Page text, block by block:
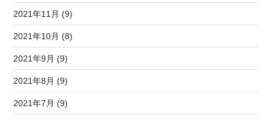
2021年11月 (9)
2021年10月 (8)
2021年9月 (9)
2021年8月 (9)
2021年7月 (9)